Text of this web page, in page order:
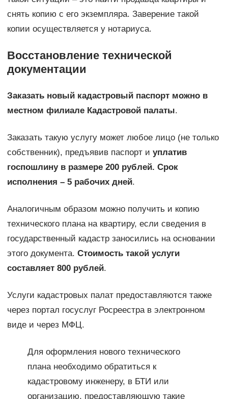
снять копию с его экземпляра. Заверение такой
копии осуществляется у нотариуса.
Восстановление технической
документации
Заказать новый кадастровый паспорт можно в
местном филиале Кадастровой палаты.
Заказать такую услугу может любое лицо (не только
собственник), предъявив паспорт и уплатив
госпошлину в размере 200 рублей. Срок
исполнения – 5 рабочих дней.
Аналогичным образом можно получить и копию
технического плана на квартиру, если сведения в
государственный кадастр заносились на основании
этого документа. Стоимость такой услуги
составляет 800 рублей.
Услуги кадастровых палат предоставляются также
через портал госуслуг Росреестра в электронном
виде и через МФЦ.
Для оформления нового технического
плана необходимо обратиться к
кадастровому инженеру, в БТИ или
организацию, предоставляющую такие